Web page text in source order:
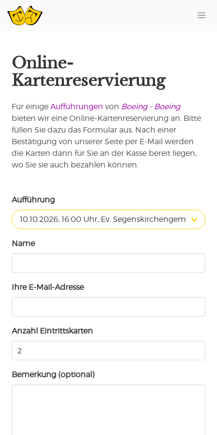
Online-
Kartenreservierung
Für einige Aufführungen von Boeing - Boeing
bieten wir eine Online-Kartenreservierung an. Bitte
füllen Sie dazu das Formular aus. Nach einer
Bestätigung von unserer Seite per E-Mail werden
die Karten dann für Sie an der Kasse bereit liegen,
wo Sie sie auch bezahlen können.
Aufführung
Name
Ihre E-Mail-Adresse
Anzahl Eintrittskarten
Bemerkung (optional)